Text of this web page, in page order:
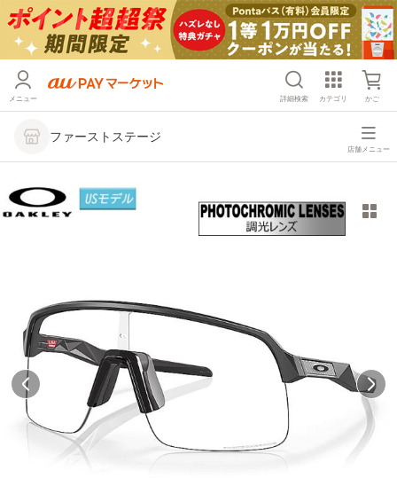
メニュー 詳細検索 カテゴリ かご
ファーストステージ
店舗メニュー